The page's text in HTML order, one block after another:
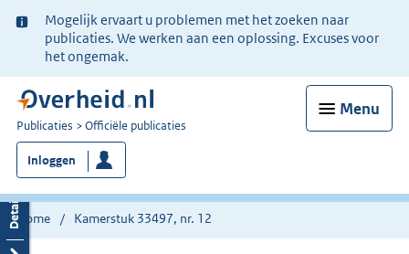
Ter
informatie:
Mogelijk ervaart u problemen met het zoeken naar
publicaties. We werken aan een oplossing. Excuses voor
het ongemak.
Menu
U
bent
nu
hier:
Publicaties Officiële publicaties
Inloggen
Home Kamerstuk 33497, nr. 12